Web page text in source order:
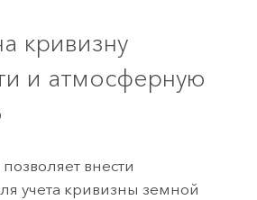
кривизну
и атмосферную
внести
учета кривизны земной